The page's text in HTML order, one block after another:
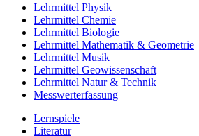
Lehrmittel Physik
Lehrmittel Chemie
Lehrmittel Biologie
Lehrmittel Mathematik & Geometrie
Lehrmittel Musik
Lehrmittel Geowissenschaft
Lehrmittel Natur & Technik
Messwerterfassung
Lernspiele
Literatur